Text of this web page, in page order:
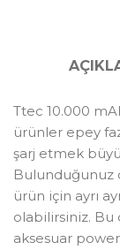
Ttec 10.000
ürünler epey
şarj etmek
Bulunduğunuz
ürün için ayrı
olabilirsiniz. Bu
aksesuar